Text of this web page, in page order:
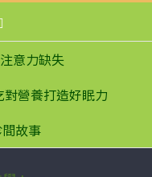
意力缺失
對營養打造好眠力
故事